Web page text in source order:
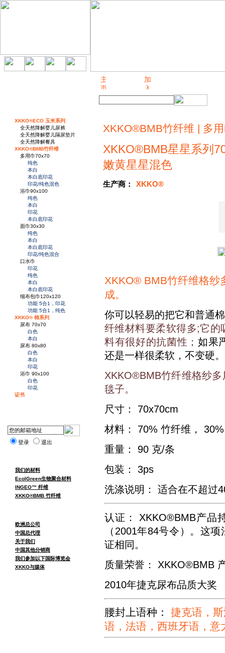
XKKO®ECO 玉米系列
全天然降解婴儿尿裤
全天然降解婴儿隔尿垫片
全天然降解餐具
XKKO®BMB竹纤维
多用巾70x70
纯色
本白
本白底印花
印花/纯色混色
浴巾90x100
纯色
本白
印花
本白底印花
面巾30x30
纯色
本白
本白底印花
印花/纯色混合
口水巾
印花
纯色
本白
本白底印花
细布包巾120x120
功能 5合1，印花
功能 5合1，纯色
XKKO® 棉系列
尿布 70x70
白色
本白
尿布 80x80
白色
本白
印花
浴巾 90x100
白色
印花
证书
登录 退出
我们的材料
EcolGreen生物聚合材料
INGEO™ 纤维
XKKO®BMB 竹纤维
欧洲总公司
中国总代理
关于我们
中国其他分销商
我们参加以下国际博览会
XKKO与媒体
XKKO®BMB竹纤维 | 多
XKKO®BMB星星系列
嫩黄星星混色
生产商： XKKO®
XKKO® BMB竹纤维格纱
成。
你可以轻易的把它和普通
纤维材料要柔软得多;它的
料有很好的抗菌性； 如果
还是一样很柔软，不变硬。
XKKO®BMB竹纤维格纱
毯子。
尺寸： 70x70cm
材料： 70% 竹纤维，
重量： 90 克/条
包装： 3ps
洗涤说明：
适合在不超过
认证：
XKKO®BMB产品
（2001年84号令）。这
证相同。
质量荣誉： XKKO®BMB
2010年捷克尿布品质大奖
腰封上语种： 捷克语，
语，法语，西班牙语，意